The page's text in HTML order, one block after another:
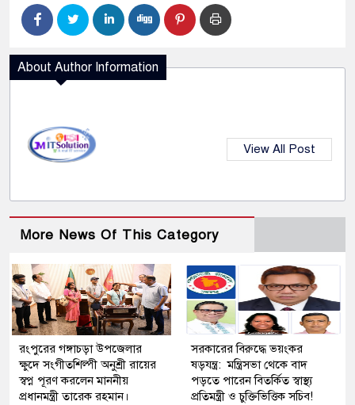
About Author Information
View All Post
More News Of This Category
রংপুরের গঙ্গাচড়া উপজেলার
ক্ষুদে সংগীতশিল্পী অনুশ্রী রায়ের
স্বপ্ন পূরণ করলেন মাননীয়
প্রধানমন্ত্রী তারেক রহমান।
সরকারের বিরুদ্ধে ভয়ংকর
ষড়যন্ত্র: মন্ত্রিসভা থেকে বাদ
পড়তে পারেন বিতর্কিত স্বাস্থ্য
প্রতিমন্ত্রী ও চুক্তিভিত্তিক সচিব!